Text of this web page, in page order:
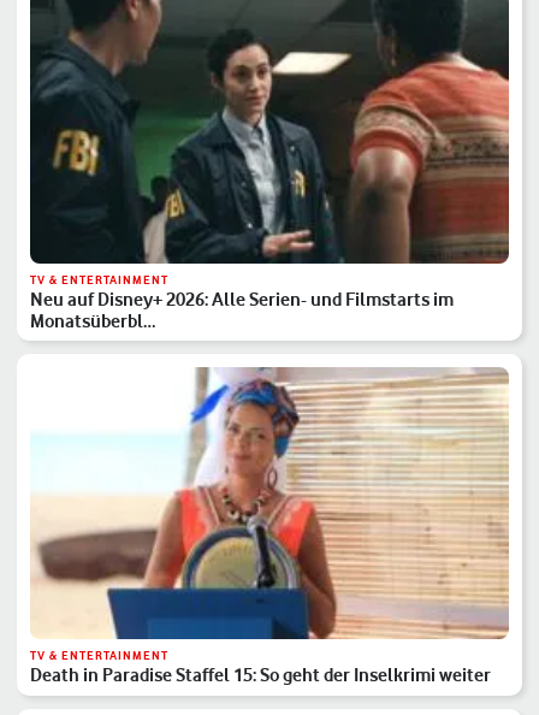
TV & ENTERTAINMENT
Neu auf Disney+ 2026: Alle Serien- und Filmstarts im
Monatsüberbl…
TV & ENTERTAINMENT
Death in Paradise Staffel 15: So geht der Inselkrimi weiter